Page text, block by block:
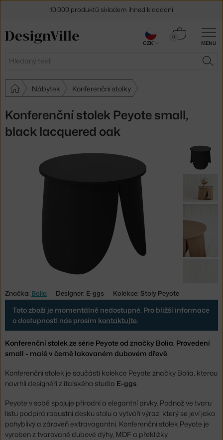
MENU
Hledat
0
Košík
Nábytek Konferenční stolky
Konferenční stolek Peyote small,
black lacquered oak
Značka: Bolia Designer: E-ggs Kolekce: Stoly Peyote
Toto zboží je momentálně nedostupné. Pro bližší informace
o dostupnosti nás prosím kontaktujte.
Konferenční stolek ze série Peyote od značky Bolia. Provedení
small - malé v černě lakovaném dubovém dřevě.
Konferenční stolek je součástí kolekce Peyote značky Bolia, kterou
navrhli designéři z italského studia E-ggs.
Peyote v sobě spojuje přírodní a elegantní prvky. Podnož ve tvaru
listu podpírá robustní desku stolu a vytváří výraz, který se jeví jako
pohyblivý a zároveň extravagantní. Konferenční stolek Peyote je
vyroben z tvarované dubové dýhy, MDF a překližky.
10.000 produktů skladem ihned k dodání
Sleva 5 % pro odběratele
CZK